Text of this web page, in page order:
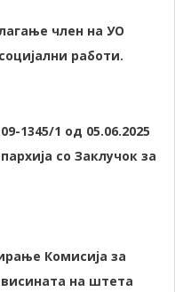
член на УО
работи.
1345/1 од 05.06.2025
со Заклучок за
Комисија за
на штета